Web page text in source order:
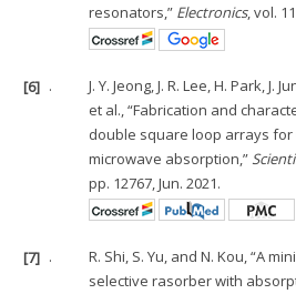
resonators,” Electronics, vol.
[6] .
J. Y. Jeong, J. R. Lee, H. Park, J.
et al., “Fabrication and
double square loop arrays
microwave absorption,”
pp. 12767, Jun. 2021.
[7] .
R. Shi, S. Yu, and N. Kou, “A
selective rasorber with